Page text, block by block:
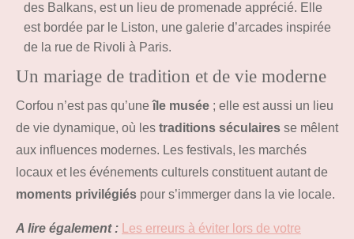
des Balkans, est un lieu de promenade apprécié. Elle
est bordée par le Liston, une galerie d’arcades inspirée
de la rue de Rivoli à Paris.
Un mariage de tradition et de vie moderne
Corfou n’est pas qu’uneîle musée ; elle est aussi un lieu
de vie dynamique, où les traditions séculaires se mêlent
aux influences modernes. Les festivals, les marchés
locaux et les événements culturels constituent autant de
moments privilégiés pour s’immerger dans la vie locale.
A lire également :
Les erreurs à éviter lors de votre